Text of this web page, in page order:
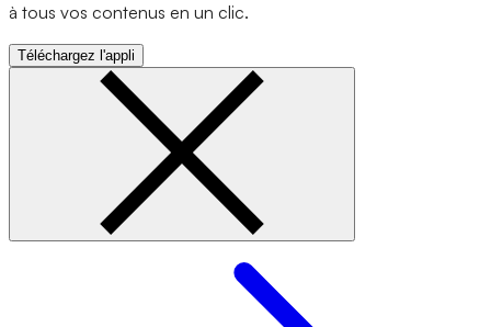
à tous vos contenus en un clic.
Téléchargez l'appli